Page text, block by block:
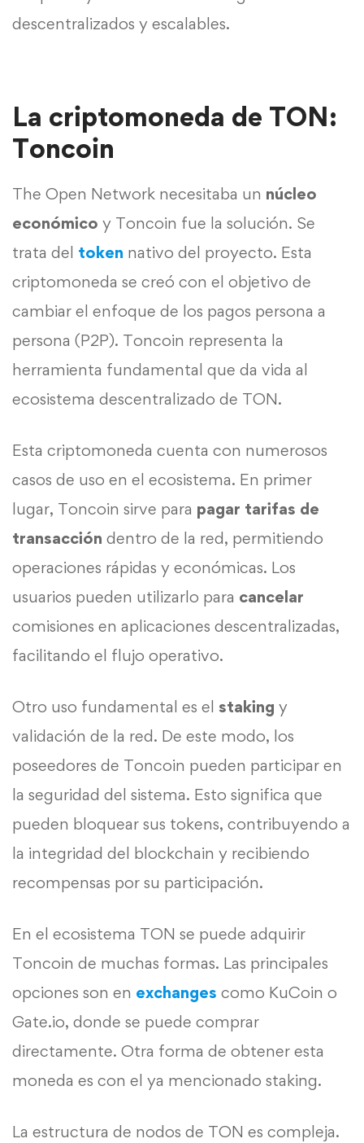
descentralizados y escalables.
La criptomoneda de TON:
Toncoin
The Open Network necesitaba un núcleo
económico y Toncoin fue la solución. Se
trata del token nativo del proyecto. Esta
criptomoneda se creó con el objetivo de
cambiar el enfoque de los pagos persona a
persona (P2P). Toncoin representa la
herramienta fundamental que da vida al
ecosistema descentralizado de TON.
Esta criptomoneda cuenta con numerosos
casos de uso en el ecosistema. En primer
lugar, Toncoin sirve para pagar tarifas de
transacción dentro de la red, permitiendo
operaciones rápidas y económicas. Los
usuarios pueden utilizarlo para cancelar
comisiones en aplicaciones descentralizadas,
facilitando el flujo operativo.
Otro uso fundamental es el staking y
validación de la red. De este modo, los
poseedores de Toncoin pueden participar en
la seguridad del sistema. Esto significa que
pueden bloquear sus tokens, contribuyendo a
la integridad del blockchain y recibiendo
recompensas por su participación.
En el ecosistema TON se puede adquirir
Toncoin de muchas formas. Las principales
opciones son en exchanges como KuCoin o
Gate.io, donde se puede comprar
directamente. Otra forma de obtener esta
moneda es con el ya mencionado staking.
La estructura de nodos de TON es compleja.